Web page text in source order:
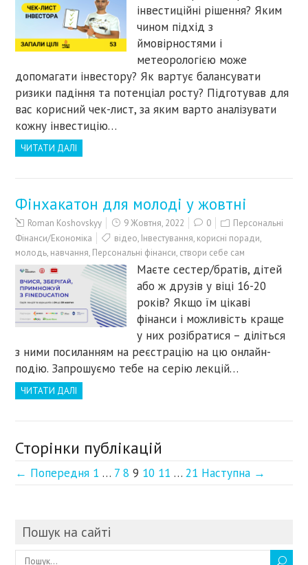
інвестиційні рішення? Яким
чином підхід з
ймовірностями і
метеорологією може
допомагати інвестору? Як вартує балансувати
ризики падіння та потенціал росту? Підготував для
вас корисний чек-лист, за яким варто аналізувати
кожну інвестицію…
ЧИТАТИ ДАЛІ
Фінхакатон для молоді у жовтні
Roman Koshovskyy 9 Жовтня, 2022 0
Персональні
Фінанси/Економіка
відео, Інвестування, корисні поради,
молодь, навчання, Персональні фінанси, створи себе сам
Маєте сестер/братів, дітей
або ж друзів у віці 16-20
років? Якщо їм цікаві
фінанси і можливість краще
у них розібратися – діліться
з ними посиланням на реєстрацію на цю онлайн-
подію. Запрошуємо тебе на серію лекцій…
ЧИТАТИ ДАЛІ
Сторінки публікацій
← Попередня 1 … 7 8 9 10 11 … 21 Наступна →
Пошук на сайті